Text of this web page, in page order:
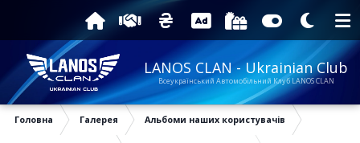
LANOS CLAN - Ukrainian Club
Всеукраїнський Автомобільний Клуб LANOS CLAN
Головна Галерея Альбоми наших користувачів